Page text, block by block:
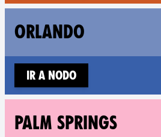
ORLANDO
Ir a nodo
PALM SPRINGS